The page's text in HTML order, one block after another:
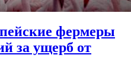
фермеры
за ущерб от